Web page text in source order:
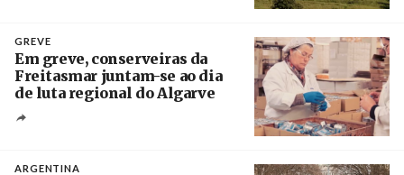
GREVE
Em greve, conserveiras da
Freitasmar juntam-se ao dia
de luta regional do Algarve
ARGENTINA